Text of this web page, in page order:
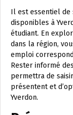
Il est essentiel de
disponibles à
étudiant. En
dans la région,
emploi
Rester informé
permettra de
présentent et
Yverdon.